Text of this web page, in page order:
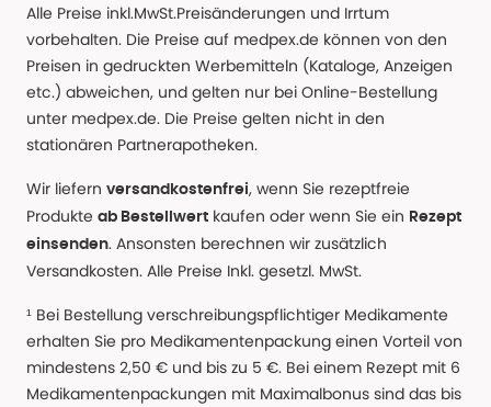
Alle Preise inkl.MwSt.Preisänderungen und Irrtum
vorbehalten. Die Preise auf medpex.de können von den
Preisen in gedruckten Werbemitteln (Kataloge, Anzeigen
etc.) abweichen, und gelten nur bei Online-Bestellung
unter medpex.de. Die Preise gelten nicht in den
stationären Partnerapotheken.
Wir liefern versandkostenfrei, wenn Sie rezeptfreie
Produkte ab Bestellwert kaufen oder wenn Sie ein Rezept
einsenden. Ansonsten berechnen wir zusätzlich
Versandkosten. Alle Preise Inkl. gesetzl. MwSt.
¹ Bei Bestellung verschreibungspflichtiger Medikamente
erhalten Sie pro Medikamentenpackung einen Vorteil von
mindestens 2,50 € und bis zu 5 €. Bei einem Rezept mit 6
Medikamentenpackungen mit Maximalbonus sind das bis